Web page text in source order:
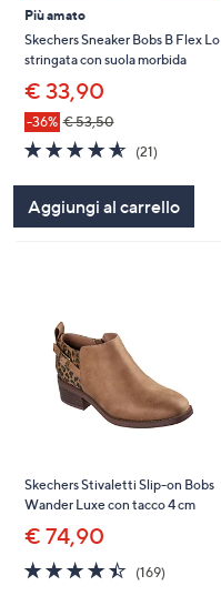
Più amato
Skechers Sneaker Bobs B Flex Lo
stringata con suola morbida
€ 33,90
-36% € 53,50
4.6
of
5
Stars
(21)
Aggiungi al carrello
Skechers Stivaletti Slip-on Bobs
Wander Luxe con tacco 4 cm
€ 74,90
4.4
of
(169)